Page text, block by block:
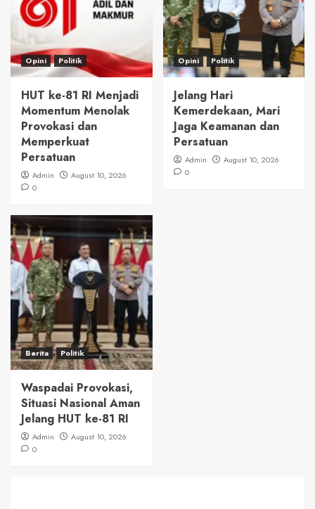
Opini Politik
HUT ke-81 RI Menjadi
Momentum Menolak
Provokasi dan
Memperkuat
Persatuan
Admin
August 10, 2026
0
Opini Politik
Jelang Hari
Kemerdekaan, Mari
Jaga Keamanan dan
Persatuan
Admin
August 10, 2026
0
Berita Politik
Waspadai Provokasi,
Situasi Nasional Aman
Jelang HUT ke-81 RI
Admin
August 10, 2026
0